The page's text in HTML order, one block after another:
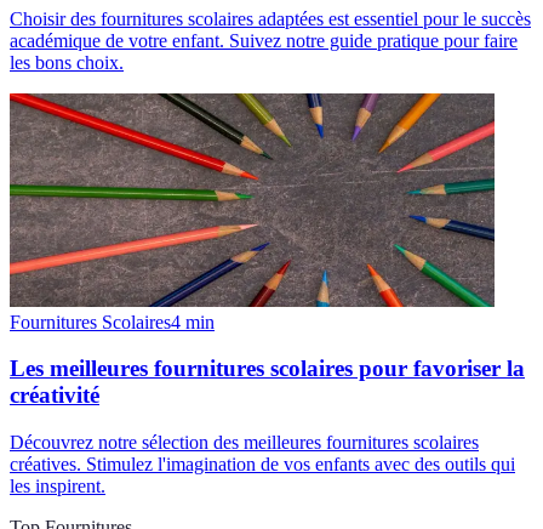
Choisir des fournitures scolaires adaptées est essentiel pour le succès
académique de votre enfant. Suivez notre guide pratique pour faire
les bons choix.
Fournitures Scolaires4 min
Les meilleures fournitures scolaires pour favoriser la
créativité
Découvrez notre sélection des meilleures fournitures scolaires
créatives. Stimulez l'imagination de vos enfants avec des outils qui
les inspirent.